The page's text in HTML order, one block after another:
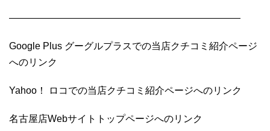
————————————————————————
Google Plus グーグルプラスでの当店クチコミ紹介ページ
へのリンク
Yahoo！ ロコでの当店クチコミ紹介ページへのリンク
名古屋店Webサイトトップページへのリンク